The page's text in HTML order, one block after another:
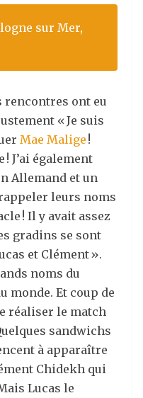
sur Mer,
rencontres ont eu
« Je suis
Mae Malige !
! J’ai également
Allemand et un
leurs noms
! Il y avait assez
gradins se sont
et Clément ».
noms du
monde. Et coup de
réaliser le match
sandwichs
à apparaître
Chidekh qui
Lucas le